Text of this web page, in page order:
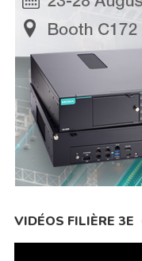
VIDÉOS FILIÈRE 3E